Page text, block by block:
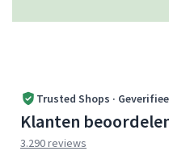
Trusted Shops ·
Klanten
3.290 reviews